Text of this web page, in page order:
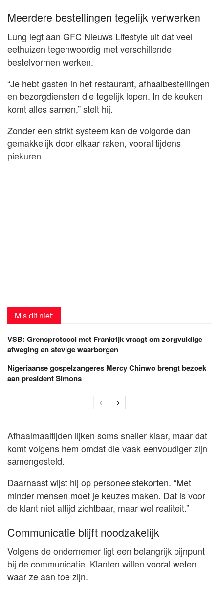
Meerdere bestellingen tegelijk verwerken
Lung legt aan GFC Nieuws Lifestyle uit dat veel
eethuizen tegenwoordig met verschillende
bestelvormen werken.
“Je hebt gasten in het restaurant, afhaalbestellingen
en bezorgdiensten die tegelijk lopen. In de keuken
komt alles samen,” stelt hij.
Zonder een strikt systeem kan de volgorde dan
gemakkelijk door elkaar raken, vooral tijdens
piekuren.
Mis dit niet:
VSB: Grensprotocol met Frankrijk vraagt om zorgvuldige
afweging en stevige waarborgen
Nigeriaanse gospelzangeres Mercy Chinwo brengt bezoek
aan president Simons
Afhaalmaaltijden lijken soms sneller klaar, maar dat
komt volgens hem omdat die vaak eenvoudiger zijn
samengesteld.
Daarnaast wijst hij op personeelstekorten. “Met
minder mensen moet je keuzes maken. Dat is voor
de klant niet altijd zichtbaar, maar wel realiteit.”
Communicatie blijft noodzakelijk
Volgens de ondernemer ligt een belangrijk pijnpunt
bij de communicatie. Klanten willen vooral weten
waar ze aan toe zijn.